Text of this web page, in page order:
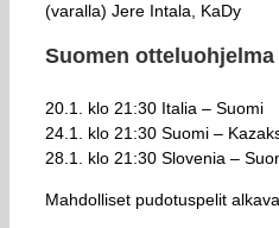
(varalla) Jere Intala, KaDy
Suomen
20.1. klo 21:30 Italia – Suomi
24.1. klo 21:30 Suomi –
28.1. klo 21:30 Slovenia –
Mahdolliset pudotuspelit